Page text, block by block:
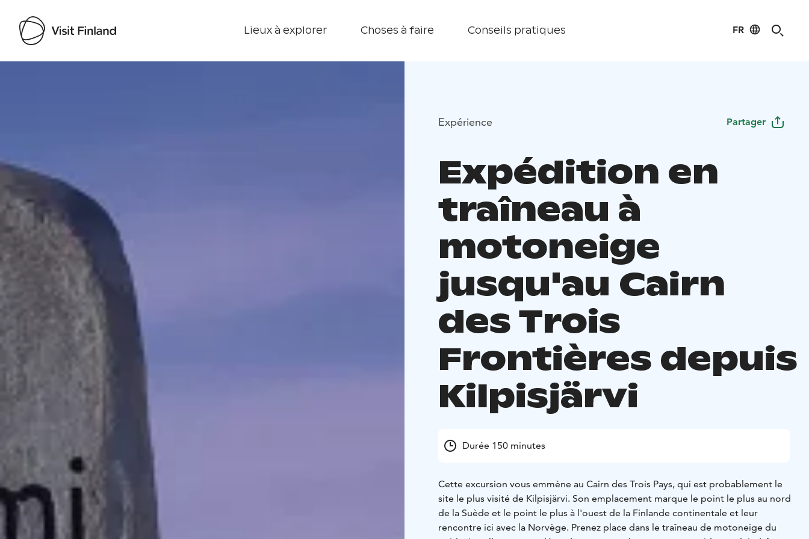
Lieux à explorer Choses à faire Conseils pratiques FR
Expérience Partager
Expédition en
traîneau à
motoneige
jusqu'au Cairn
des Trois
Frontières depuis
Kilpisjärvi
Durée 150 minutes
Cette excursion vous emmène au Cairn des Trois Pays, qui est probablement le
site le plus visité de Kilpisjärvi. Son emplacement marque le point le plus au nord
de la Suède et le point le plus à l'ouest de la Finlande continentale et leur
rencontre ici avec la Norvège. Prenez place dans le traîneau de motoneige du